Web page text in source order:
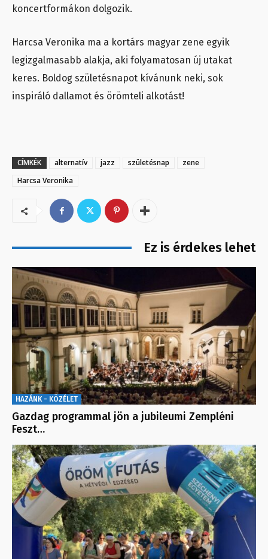
koncertformákon dolgozik.
Harcsa Veronika ma a kortárs magyar zene egyik
legizgalmasabb alakja, aki folyamatosan új utakat
keres. Boldog születésnapot kívánunk neki, sok
inspiráló dallamot és örömteli alkotást!
CÍMKÉK alternatív jazz születésnap
zene
Harcsa Veronika
Ez is érdekes lehet
HAZÁNK - KÖZÉLET
Gazdag programmal jön a jubileumi Zempléni
Feszt…